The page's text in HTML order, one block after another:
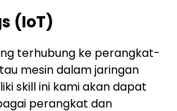
(IoT)
terhubung ke perangkat-
mesin dalam jaringan
skill ini kami akan dapat
perangkat dan